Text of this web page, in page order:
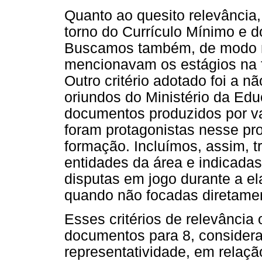
Quanto ao quesito
torno do Currículo Mínimo e
Buscamos também, de
mencionavam os estágios
Outro critério adotado foi a
oriundos do Ministério da
documentos produzidos por
foram protagonistas nesse
formação. Incluímos, assim,
entidades da área e
disputas em jogo durante a
quando não focadas
Esses critérios de relevância
documentos para 8,
representatividade, em